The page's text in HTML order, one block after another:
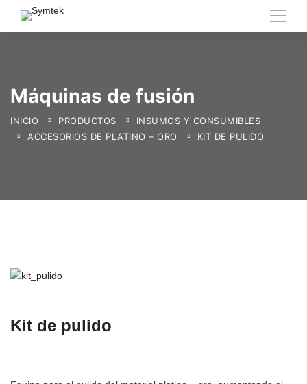
Máquinas de fusión
INICIO PRODUCTOS
INSUMOS Y CONSUMIBLES
ACCESORIOS DE PLATINO – ORO
KIT DE PULIDO
Kit de pulido